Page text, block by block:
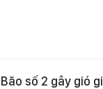
Bão số 2 gây gió